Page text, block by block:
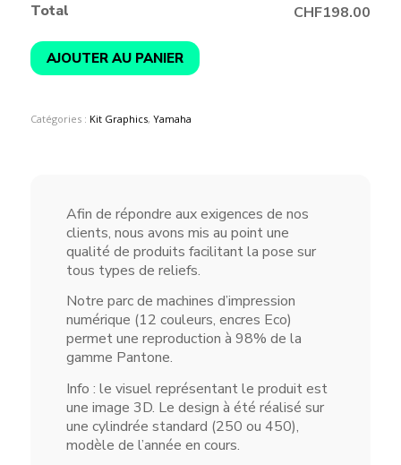
Total
CHF198.00
AJOUTER AU PANIER
Catégories : Kit Graphics, Yamaha
Afin de répondre aux exigences de nos
clients, nous avons mis au point une
qualité de produits facilitant la pose sur
tous types de reliefs.
Notre parc de machines d’impression
numérique (12 couleurs, encres Eco)
permet une reproduction à 98% de la
gamme Pantone.
Info : le visuel représentant le produit est
une image 3D. Le design à été réalisé sur
une cylindrée standard (250 ou 450),
modèle de l’année en cours.